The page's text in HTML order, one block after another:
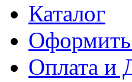
Каталог
Оформить
Оплата и